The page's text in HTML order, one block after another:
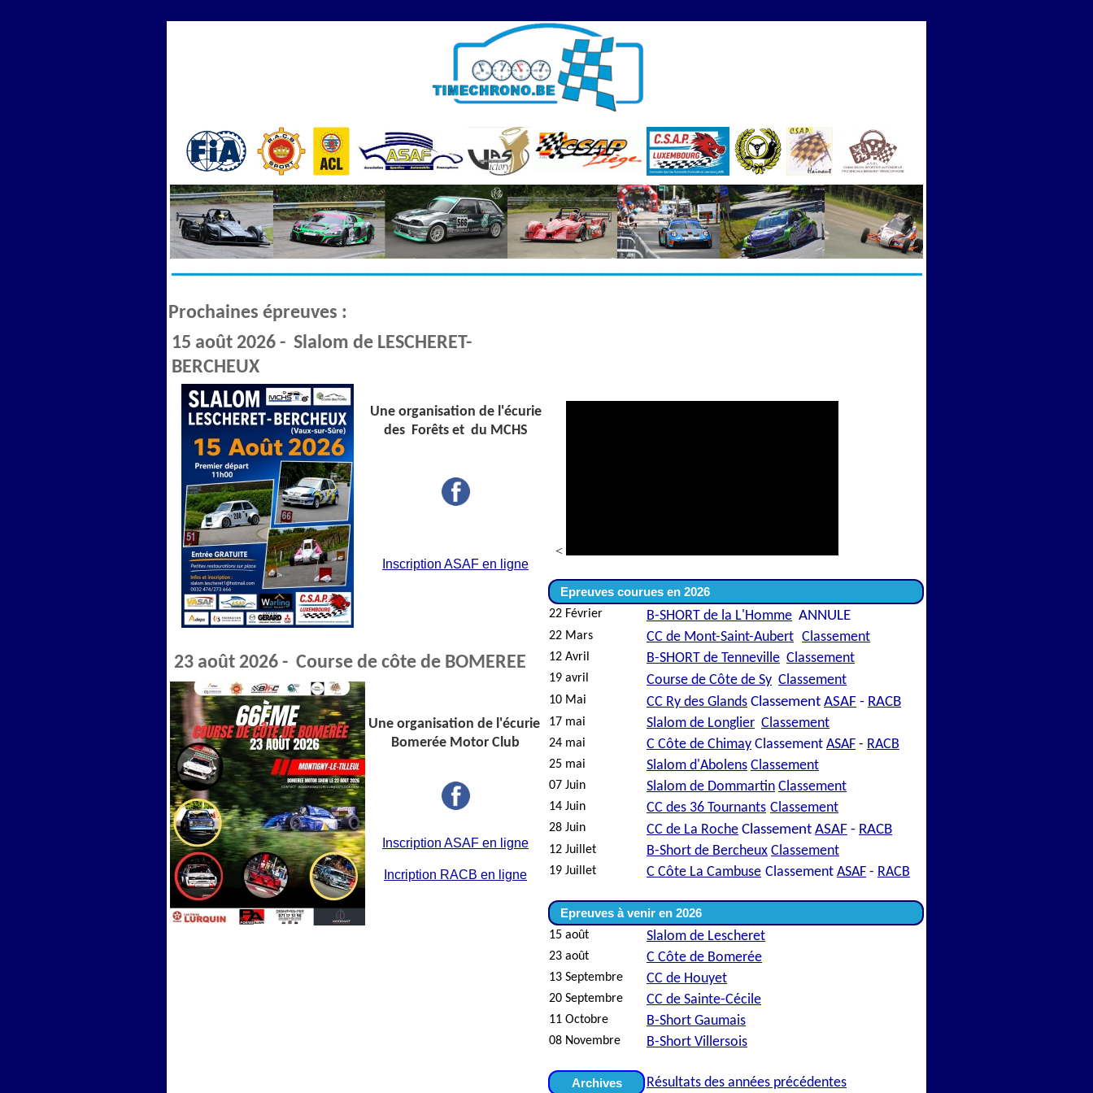
Prochaines épreuves :
15 août 2026 - Slalom de LESCHERET-
BERCHEUX
Une organisation de l'écurie
des Forêts et du MCHS
nscription ASAF en ligne
23 août 2026 - Course de côte de BOMEREE
Une organisation de l'écurie
Bomerée Motor Club
nscription ASAF en ligne
Incription RACB en ligne
<
Epreuves courues en 2026
22 Février B-SHORT de la L'Homme ANNULE
22 Mars CC de Mont-Saint-Aubert Classement
12 Avril B-SHORT de Tenneville Classement
19 avril Course de Côte de Sy Classement
10 Mai CC Ry des Glands Classement ASAF - RACB
17 mai Slalom de Longlier Classement
24 mai C Côte de Chimay Classement ASAF - RACB
25 mai Slalom d'Abolens Classement
07 Juin Slalom de Dommartin Classement
14 Juin CC des 36 Tournants Classement
28 Juin CC de La Roche Classement ASAF - RACB
12 Juillet B-Short de Bercheux Classement
19 Juillet C Côte La Cambuse Classement ASAF - RACB
Epreuves à venir en 2026
15 août Slalom de Lescheret
23 août C Côte de Bomerée
13 Septembre CC de Houyet
20 Septembre CC de Sainte-Cécile
11 Octobre B-Short Gaumais
08 Novembre B-Short Villersois
Archives Résultats des années précédentes